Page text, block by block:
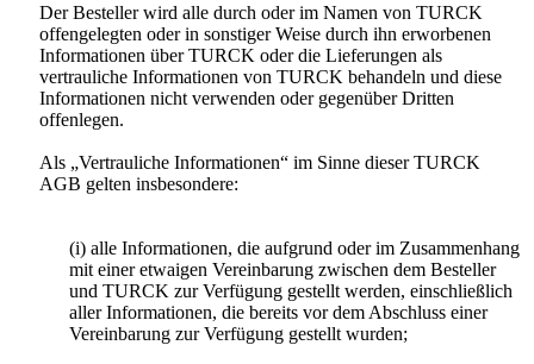
Der Besteller wird alle durch oder im Namen von TURCK
offengelegten oder in sonstiger Weise durch ihn erworbenen
Informationen über TURCK oder die Lieferungen als
vertrauliche Informationen von TURCK behandeln und diese
Informationen nicht verwenden oder gegenüber Dritten
offenlegen.
Als „Vertrauliche Informationen“ im Sinne dieser TURCK
AGB gelten insbesondere:
(i) alle Informationen, die aufgrund oder im Zusammenhang
mit einer etwaigen Vereinbarung zwischen dem Besteller
und TURCK zur Verfügung gestellt werden, einschließlich
aller Informationen, die bereits vor dem Abschluss einer
Vereinbarung zur Verfügung gestellt wurden;